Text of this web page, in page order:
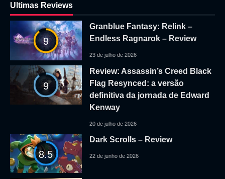
Ultimas Reviews
9
Granblue Fantasy: Relink –
Endless Ragnarok – Review
23 de julho de 2026
9
Review: Assassin’s Creed Black
Flag Resynced: a versão
definitiva da jornada de Edward
Kenway
20 de julho de 2026
8.5
Dark Scrolls – Review
22 de junho de 2026